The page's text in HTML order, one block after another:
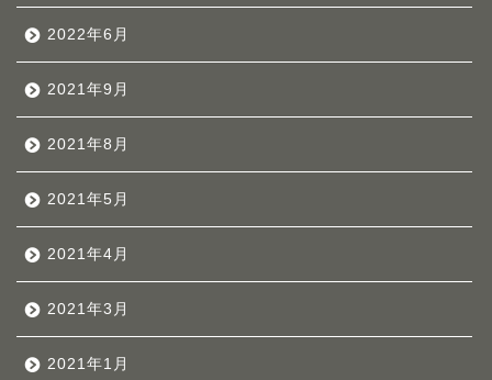
2022年6月
2021年9月
2021年8月
2021年5月
2021年4月
2021年3月
2021年1月